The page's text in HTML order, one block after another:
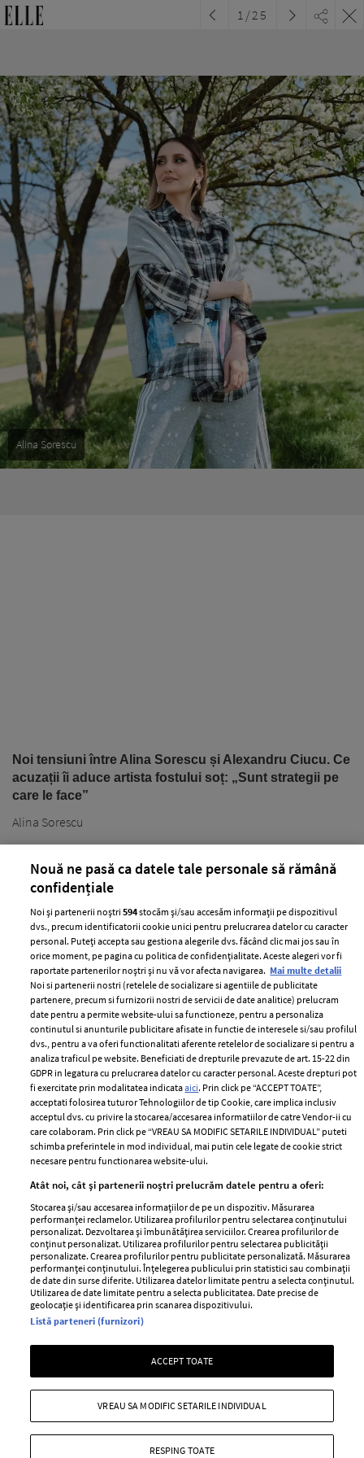
Alina Sorescu
Noi tensiuni între Alina Sorescu și Alexandru Ciucu. Ce
acuzații îi aduce artista fostului soț: „Sunt strategii pe
care le face”
Alina Sorescu
1 /25
PARTENERI
Unul dintre cele mai folosite
aeroporturi din Europa își
închide complet porțile timp
de trei luni. Milioane de
pasageri, afectați
Un vecin instruit poate salva o
viață. Vezi despre ce e vorba
Intră în culisele noii colecții
Vara care te schimbă: cum
transformi fiecare amintire
într-o poveste pe care o porți
Nouă ne pasă ca datele tale personale să rămână
confidențiale
Noi și partenerii noștri594stocăm și/sau accesăm informații pe dispozitivul
dvs., precum identificatorii cookie unici pentru prelucrarea datelor cu caracter
personal. Puteți accepta sau gestiona alegerile dvs. făcând clic mai jos sau în
orice moment, pe pagina cu politica de confidențialitate. Aceste alegeri vor fi
raportate partenerilor noștri și nu vă vor afecta navigarea. Mai multe detalii
Noi si partenerii nostri (retelele de socializare si agentiile de publicitate
partenere, precum si furnizorii nostri de servicii de date analitice) prelucram
date pentru a permite website-ului sa functioneze, pentru a personaliza
continutul si anunturile publicitare afisate in functie de interesele si/sau profilul
dvs., pentru a va oferi functionalitati aferente retelelor de socializare si pentru a
analiza traficul pe website. Beneficiati de drepturile prevazute de art. 15-22 din
GDPR in legatura cu prelucrarea datelor cu caracter personal. Aceste drepturi pot
fi exercitate prin modalitatea indicataaici. Prin click pe “ACCEPT TOATE”,
acceptati folosirea tuturor Tehnologiilor de tip Cookie, care implica inclusiv
acceptul dvs. cu privire la stocarea/accesarea informatiilor de catre Vendor-ii cu
care colaboram. Prin click pe “VREAU SA MODIFIC SETARILE INDIVIDUAL” puteti
schimba preferintele in mod individual, mai putin cele legate de cookie strict
necesare pentru functionarea website-ului.
Atât noi, cât și partenerii noștri prelucrăm datele pentru a oferi:
Stocarea și/sau accesarea informațiilor de pe un dispozitiv. Măsurarea
performanței reclamelor. Utilizarea profilurilor pentru selectarea conținutului
personalizat. Dezvoltarea și îmbunătățirea serviciilor. Crearea profilurilor de
conținut personalizat. Utilizarea profilurilor pentru selectarea publicității
personalizate. Crearea profilurilor pentru publicitate personalizată. Măsurarea
performanței conținutului. Înțelegerea publicului prin statistici sau combinații
de date din surse diferite. Utilizarea datelor limitate pentru a selecta conținutul.
Utilizarea de date limitate pentru a selecta publicitatea. Date precise de
geolocație și identificarea prin scanarea dispozitivului.
Listă parteneri (furnizori)
ACCEPT TOATE
RESPING TOATE
VREAU SA MODIFIC SETARILE INDIVIDUAL